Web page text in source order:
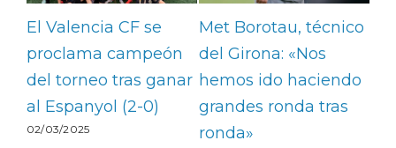
El Valencia CF se
proclama campeón
del torneo tras ganar
al Espanyol (2-0)
02/03/2025
Met Borotau, técnico
del Girona: «Nos
hemos ido haciendo
grandes ronda tras
ronda»